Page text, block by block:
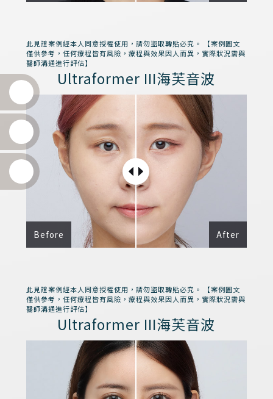
此見證案例經本人同意授權使用，請勿盜取轉貼必究。 【案例圖文
僅供參考，任何療程皆有風險，療程與效果因人而異，實際狀況需與
醫師溝通進行評估】
Ultraformer III海芙音波
After
Before
此見證案例經本人同意授權使用，請勿盜取轉貼必究。 【案例圖文
僅供參考，任何療程皆有風險，療程與效果因人而異，實際狀況需與
醫師溝通進行評估】
Ultraformer III海芙音波